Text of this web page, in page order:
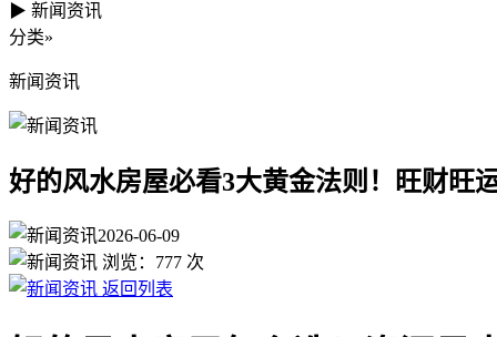
好的风水房屋必看3大黄金法则
▶ 新闻资讯
分类»
新闻资讯
好的风水房屋必看3大黄金法则！旺财旺
2026-06-09
浏览： 777 次
返回列表